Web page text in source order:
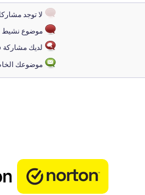
لا توجد
موضوع نشيط
لديك مشاركة
موضوعك